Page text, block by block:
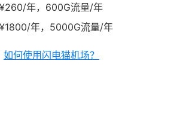
年，600G流量/年
年，5000G流量/年
如何使用闪电猫机场？